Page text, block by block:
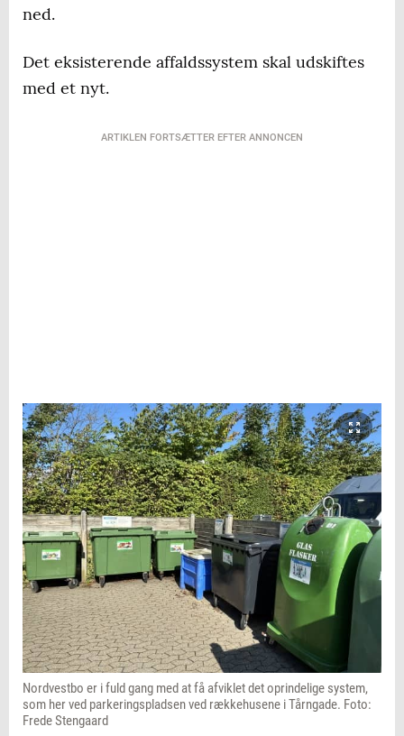
ned.
Det eksisterende affaldssystem skal udskiftes
med et nyt.
ARTIKLEN FORTSÆTTER EFTER ANNONCEN
Nordvestbo er i fuld gang med at få afviklet det oprindelige system,
som her ved parkeringspladsen ved rækkehusene i Tårngade. Foto:
Frede Stengaard